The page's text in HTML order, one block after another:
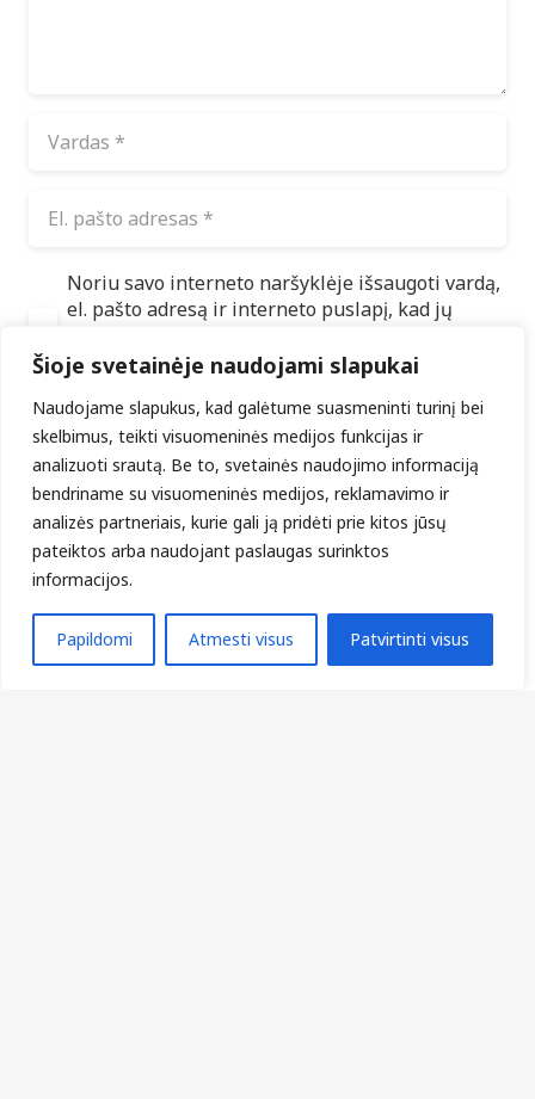
Šioje svetainėje naudojami slapukai
Naudojame slapukus, kad galėtume suasmeninti turinį bei
skelbimus, teikti visuomeninės medijos funkcijas ir
analizuoti srautą. Be to, svetainės naudojimo informaciją
bendriname su visuomeninės medijos, reklamavimo ir
analizės partneriais, kurie gali ją pridėti prie kitos jūsų
pateiktos arba naudojant paslaugas surinktos
informacijos.
Papildomi Atmesti visus Patvirtinti visus
Noriu savo interneto naršyklėje išsaugoti vardą,
el. pašto adresą ir interneto puslapį, kad jų
norėsiu parašyti komentarą.
ĮRAŠYTI KOMENTARĄ
Naujausi įrašai
Tyla, baimė ir viltis: Smurto rato viduje
Sveikų santykių algoritmas
Kompleksinės socialinės paslaugos Kretingos miesto
gyventojams: nuo fragmentuotos pagalbos – prie